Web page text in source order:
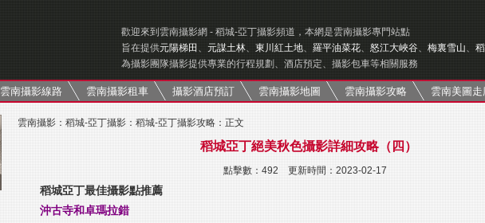
歡迎來到雲南攝影網 - 稻城-亞丁攝影頻道，本網是雲南攝影專門站點
旨在提供元陽梯田 、 元謀土林、 東川紅土地、 羅平油菜花、 怒江大峽谷、 梅裏雪山、
為攝影團隊攝影提供專業的行程規劃、酒店預定、攝影包車等相關服務
雲南攝影線路 雲南攝影租車 攝影酒店預訂 雲南攝影地圖 雲南攝影攻略 雲南美圖走
雲南攝影 ： 稻城-亞丁攝影 ： 稻城-亞丁攝影攻略 ：正文
稻城亞丁絕美秋色攝影詳細攻略（四）
點擊數： 492 更新時間：2023-02-17
稻城亞丁最佳攝影點推薦
沖古寺和卓瑪拉錯